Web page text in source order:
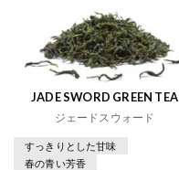
JADE SWORD GREEN TEA
ジェードスウォード
すっきりとした甘味
春の青い芳香